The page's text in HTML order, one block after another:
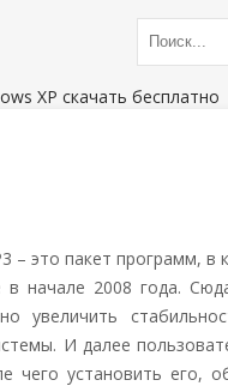
XP скачать бесплатно
– это пакет программ, в
начале 2008 года.
увеличить
И далее
чего установить его,